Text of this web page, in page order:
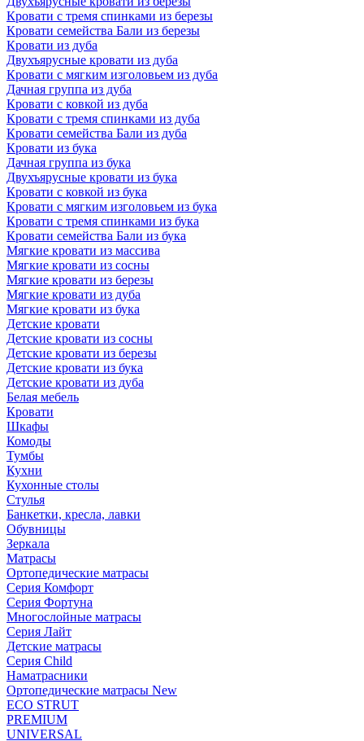
Кровати с тремя спинками из березы
Кровати семейства Бали из березы
Кровати из дуба
Двухъярусные кровати из дуба
Кровати с мягким изголовьем из дуба
Дачная группа из дуба
Кровати с ковкой из дуба
Кровати с тремя спинками из дуба
Кровати семейства Бали из дуба
Кровати из бука
Дачная группа из бука
Двухъярусные кровати из бука
Кровати с ковкой из бука
Кровати с мягким изголовьем из бука
Кровати с тремя спинками из бука
Кровати семейства Бали из бука
Мягкие кровати из массива
Мягкие кровати из сосны
Мягкие кровати из березы
Мягкие кровати из дуба
Мягкие кровати из бука
Детские кровати
Детские кровати из сосны
Детские кровати из березы
Детские кровати из бука
Детские кровати из дуба
Белая мебель
Кровати
Шкафы
Комоды
Тумбы
Кухни
Кухонные столы
Стулья
Банкетки, кресла, лавки
Обувницы
Зеркала
Матрасы
Ортопедические матрасы
Серия Комфорт
Серия Фортуна
Многослойные матрасы
Серия Лайт
Детские матрасы
Серия Child
Наматрасники
Ортопедические матрасы New
ECO STRUT
PREMIUM
UNIVERSAL